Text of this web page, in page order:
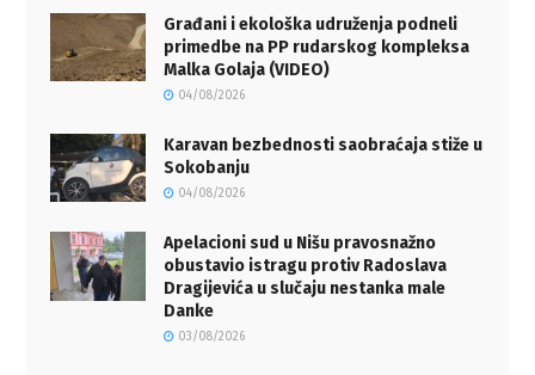
Građani i ekološka udruženja podneli
primedbe na PP rudarskog kompleksa
Malka Golaja (VIDEO)
04/08/2026
Karavan bezbednosti saobraćaja stiže u
Sokobanju
04/08/2026
Apelacioni sud u Nišu pravosnažno
obustavio istragu protiv Radoslava
Dragijevića u slučaju nestanka male
Danke
03/08/2026